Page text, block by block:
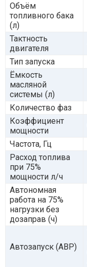
Объём
топливного бака
(л)
Тактность
двигателя
Тип запуска
Ёмкость
масляной
системы (л)
Количество фаз
Коэффициент
мощности
Частота, Гц
Расход топлива
при 75%
мощности л/ч
Автономная
работа на 75%
нагрузки без
дозаправ (ч)
Автозапуск (АВР)